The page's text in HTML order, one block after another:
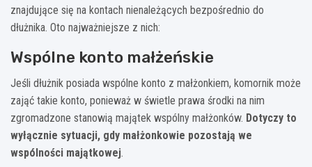
znajdujące się na kontach nienależących bezpośrednio do
dłużnika. Oto najważniejsze z nich:
Wspólne konto małżeńskie
Jeśli dłużnik posiada wspólne konto z małżonkiem, komornik może
zająć takie konto, ponieważ w świetle prawa środki na nim
zgromadzone stanowią majątek wspólny małżonków. Dotyczy to
wyłącznie sytuacji, gdy małżonkowie pozostają we
wspólności majątkowej.